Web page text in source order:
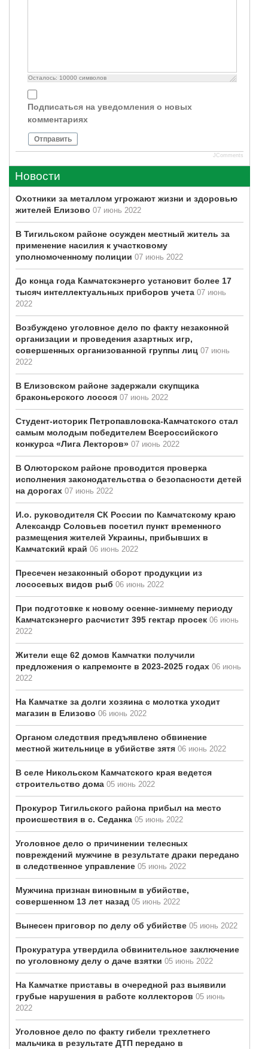
Осталось: 10000 символов
Подписаться на уведомления о новых
комментариях
Отправить
JComments
Новости
Охотники за металлом угрожают жизни и здоровью
жителей Елизово 07 июнь 2022
В Тигильском районе осужден местный житель за
применение насилия к участковому
уполномоченному полиции 07 июнь 2022
До конца года Камчатскэнерго установит более 17
тысяч интеллектуальных приборов учета 07 июнь
2022
Возбуждено уголовное дело по факту незаконной
организации и проведения азартных игр,
совершенных организованной группы лиц 07 июнь
2022
В Елизовском районе задержали скупщика
браконьерского лосося 07 июнь 2022
Студент-историк Петропавловска-Камчатского стал
самым молодым победителем Всероссийского
конкурса «Лига Лекторов» 07 июнь 2022
В Олюторском районе проводится проверка
исполнения законодательства о безопасности детей
на дорогах 07 июнь 2022
И.о. руководителя СК России по Камчатскому краю
Александр Соловьев посетил пункт временного
размещения жителей Украины, прибывших в
Камчатский край 06 июнь 2022
Пресечен незаконный оборот продукции из
лососевых видов рыб 06 июнь 2022
При подготовке к новому осенне-зимнему периоду
Камчатскэнерго расчистит 395 гектар просек 06 июнь
2022
Жители еще 62 домов Камчатки получили
предложения о капремонте в 2023-2025 годах 06 июнь
2022
На Камчатке за долги хозяина с молотка уходит
магазин в Елизово 06 июнь 2022
Органом следствия предъявлено обвинение
местной жительнице в убийстве зятя 06 июнь 2022
В селе Никольском Камчатского края ведется
строительство дома 05 июнь 2022
Прокурор Тигильского района прибыл на место
происшествия в с. Седанка 05 июнь 2022
Уголовное дело о причинении телесных
повреждений мужчине в результате драки передано
в следственное управление 05 июнь 2022
Мужчина признан виновным в убийстве,
совершенном 13 лет назад 05 июнь 2022
Вынесен приговор по делу об убийстве 05 июнь 2022
Прокуратура утвердила обвинительное заключение
по уголовному делу о даче взятки 05 июнь 2022
На Камчатке приставы в очередной раз выявили
грубые нарушения в работе коллекторов 05 июнь
2022
Уголовное дело по факту гибели трехлетнего
мальчика в результате ДТП передано в